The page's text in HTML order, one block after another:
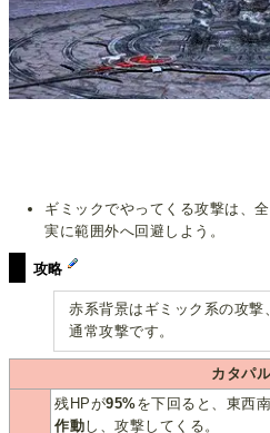
ギミックでやってくる攻撃は、
実に範囲外へ回避しよう。
攻略
赤系背景はギミック系の攻撃
通常攻撃です。
カタパ
残HPが95%を下回ると、東西
作動し、攻撃してくる。